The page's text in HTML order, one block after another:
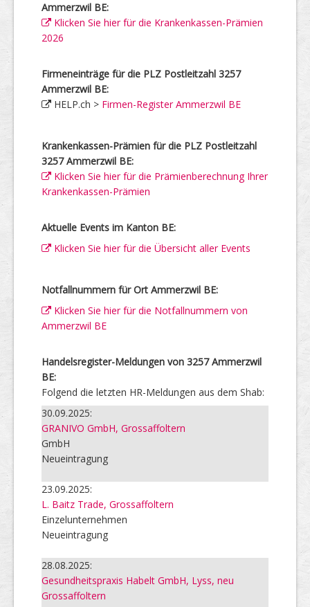
Ammerzwil BE:
Klicken Sie hier für die Krankenkassen-Prämien
2026
Firmeneinträge für die PLZ Postleitzahl 3257
Ammerzwil BE:
HELP.ch > Firmen-Register Ammerzwil BE
Krankenkassen-Prämien für die PLZ Postleitzahl
3257 Ammerzwil BE:
Klicken Sie hier für die Prämienberechnung Ihrer
Krankenkassen-Prämien
Aktuelle Events im Kanton BE:
Klicken Sie hier für die Übersicht aller Events
Notfallnummern für Ort Ammerzwil BE:
Klicken Sie hier für die Notfallnummern von
Ammerzwil BE
Handelsregister-Meldungen von 3257 Ammerzwil
BE:
Folgend die letzten HR-Meldungen aus dem Shab:
30.09.2025:
GRANIVO GmbH, Grossaffoltern
GmbH
Neueintragung
23.09.2025:
L. Baitz Trade, Grossaffoltern
Einzelunternehmen
Neueintragung
28.08.2025:
Gesundheitspraxis Habelt GmbH, Lyss, neu
Grossaffoltern